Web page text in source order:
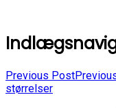
Previous Post
størrelser